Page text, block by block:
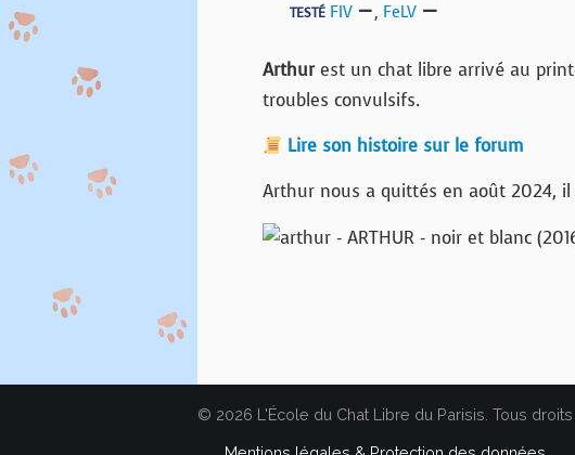
TESTÉ FIV , FeLV
Arthur est un chat libre arrivé au
troubles convulsifs.
Lire son histoire sur le forum
Arthur nous a quittés en août 2024, il
© 2026 L'École du Chat Libre du Parisis. Tous